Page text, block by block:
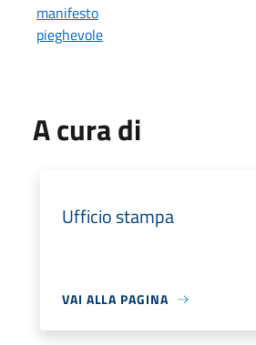
manifesto
pieghevole
A cura di
Ufficio stampa
VAI ALLA PAGINA